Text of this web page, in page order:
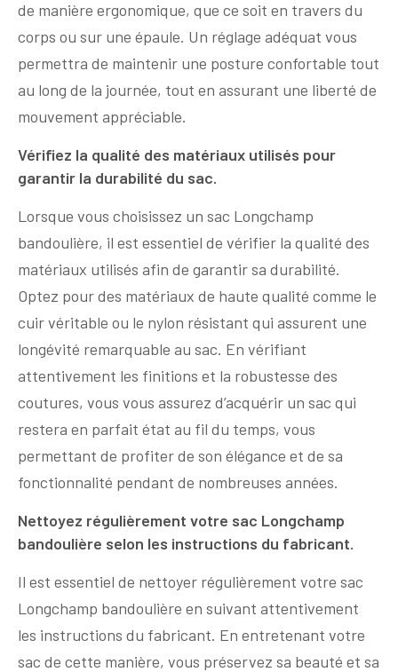
de manière ergonomique, que ce soit en travers du
corps ou sur une épaule. Un réglage adéquat vous
permettra de maintenir une posture confortable tout
au long de la journée, tout en assurant une liberté de
mouvement appréciable.
Vérifiez la qualité des matériaux utilisés pour
garantir la durabilité du sac.
Lorsque vous choisissez un sac Longchamp
bandoulière, il est essentiel de vérifier la qualité des
matériaux utilisés afin de garantir sa durabilité.
Optez pour des matériaux de haute qualité comme le
cuir véritable ou le nylon résistant qui assurent une
longévité remarquable au sac. En vérifiant
attentivement les finitions et la robustesse des
coutures, vous vous assurez d’acquérir un sac qui
restera en parfait état au fil du temps, vous
permettant de profiter de son élégance et de sa
fonctionnalité pendant de nombreuses années.
Nettoyez régulièrement votre sac Longchamp
bandoulière selon les instructions du fabricant.
Il est essentiel de nettoyer régulièrement votre sac
Longchamp bandoulière en suivant attentivement
les instructions du fabricant. En entretenant votre
sac de cette manière, vous préservez sa beauté et sa